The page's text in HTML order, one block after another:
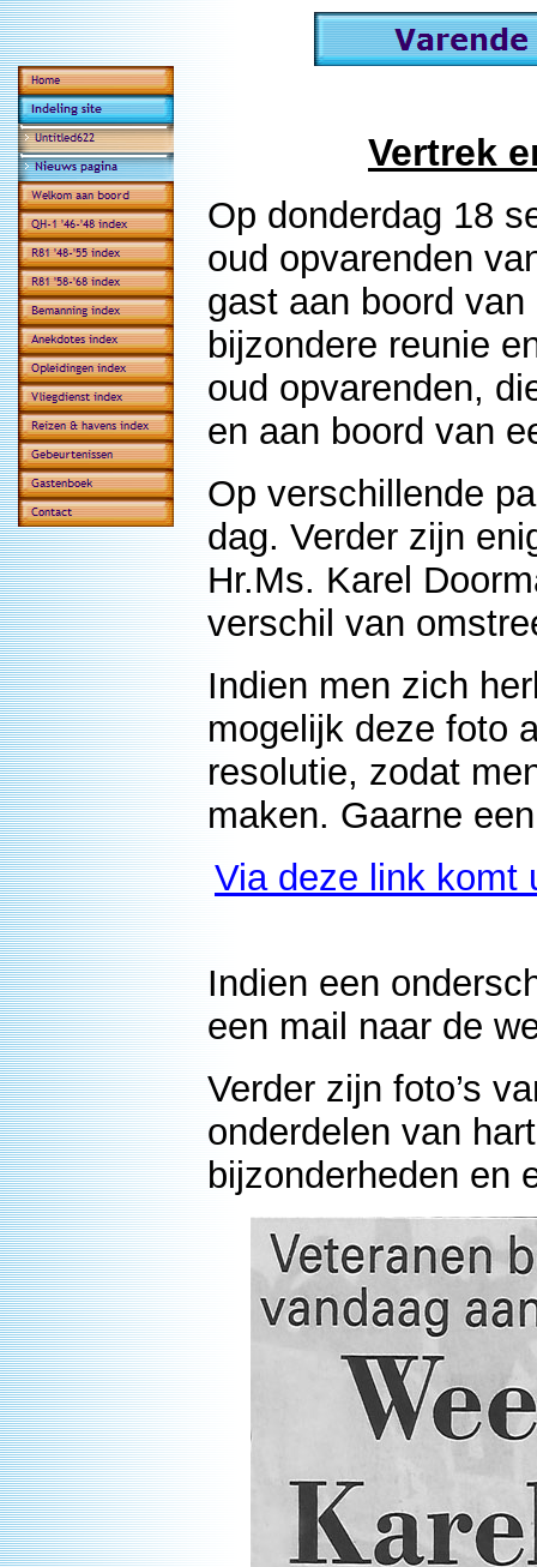
Vertrek
Op donderdag 18
oud opvarenden
gast aan boord
bijzondere reunie
oud opvarenden,
en aan boord van
Op verschillende
dag. Verder zijn
Hr.Ms. Karel
verschil van
Indien men zich
mogelijk deze foto
resolutie, zodat
maken. Gaarne
Via deze link komt
Indien een
een mail naar de
Verder zijn foto’s
onderdelen van
bijzonderheden en